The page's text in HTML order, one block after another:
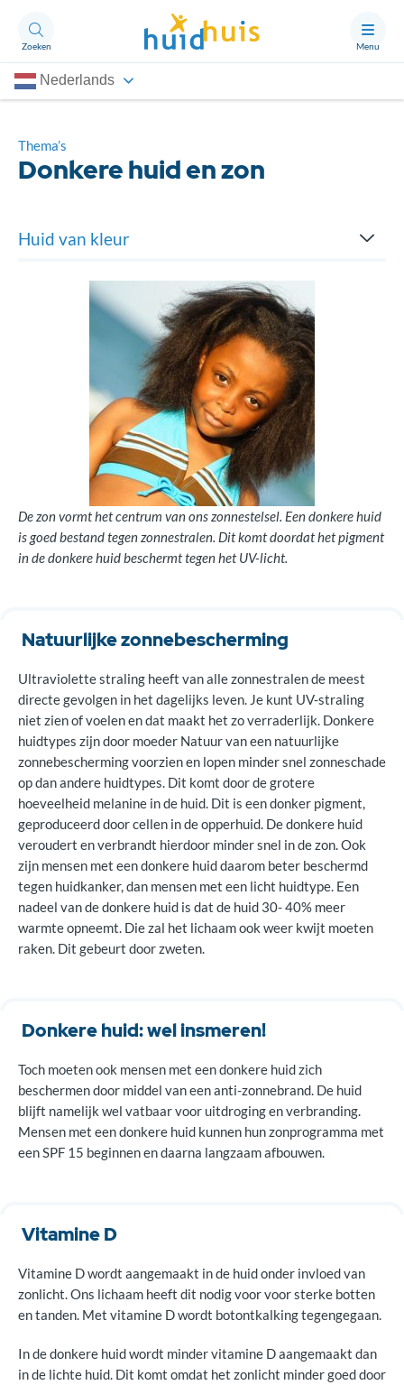
Zoeken Menu
Nederlands
Thema’s
Artikelen
Ongerust?
Over Huidhuis
Huid van kleur
Cultuur en huid
Donkere huid en zon
Kenmerken van de donkere huid
Pigment bepaalt kleur
Literatuur voor artsen
Thema’s
Donkere huid en zon
De zon vormt het centrum van ons zonnestelsel. Een donkere huid
is goed bestand tegen zonnestralen. Dit komt doordat het pigment
in de donkere huid beschermt tegen het UV-licht.
Natuurlijke zonnebescherming
Ultraviolette straling heeft van alle zonnestralen de meest
directe gevolgen in het dagelijks leven. Je kunt UV-straling
niet zien of voelen en dat maakt het zo verraderlijk. Donkere
huidtypes zijn door moeder Natuur van een natuurlijke
zonnebescherming voorzien en lopen minder snel zonneschade
op dan andere huidtypes. Dit komt door de grotere
hoeveelheid melanine in de huid. Dit is een donker pigment,
geproduceerd door cellen in de opperhuid. De donkere huid
veroudert en verbrandt hierdoor minder snel in de zon. Ook
zijn mensen met een donkere huid daarom beter beschermd
tegen huidkanker, dan mensen met een licht huidtype. Een
nadeel van de donkere huid is dat de huid 30- 40% meer
warmte opneemt. Die zal het lichaam ook weer kwijt moeten
raken. Dit gebeurt door zweten.
Donkere huid: wel insmeren!
Toch moeten ook mensen met een donkere huid zich
beschermen door middel van een anti-zonnebrand. De huid
blijft namelijk wel vatbaar voor uitdroging en verbranding.
Mensen met een donkere huid kunnen hun zonprogramma met
een SPF 15 beginnen en daarna langzaam afbouwen.
Vitamine D
Vitamine D wordt aangemaakt in de huid onder invloed van
zonlicht. Ons lichaam heeft dit nodig voor voor sterke botten
en tanden. Met vitamine D wordt botontkalking tegengegaan.
In de donkere huid wordt minder vitamine D aangemaakt dan
in de lichte huid. Dit komt omdat het zonlicht minder goed door